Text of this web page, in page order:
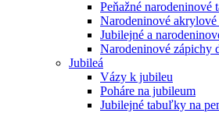
Peňažné narodeninové
Narodeninové akrylové
Jubilejné a
Narodeninové zápichy
Jubileá
Vázy k jubileu
Poháre na jubileum
Jubilejné tabuľky na